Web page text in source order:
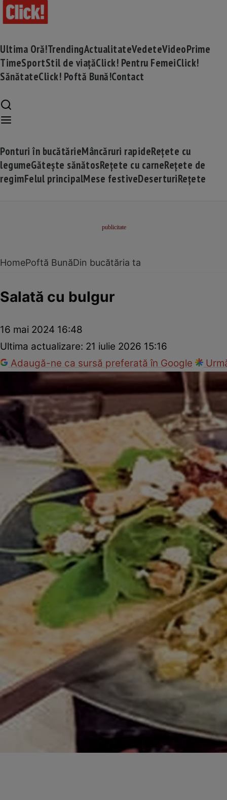
Ultima Oră!TrendingActualitateVedeteVideoPrime
TimeSportStil de viațăClick! Pentru FemeiClick!
SănătateClick! Poftă Bună!Contact
Ponturi în bucătărieMâncăruri rapideRețete cu
legumeGătește sănătosRețete cu carneRețete de
regimFelul principalMese festiveDeserturiRețete
HomePoftă BunăDin bucătăria ta
Salată cu bulgur
16 mai 2024 16:48
Ultima actualizare: 21 iulie 2026 15:16
Adaugă-ne ca sursă preferată în Google